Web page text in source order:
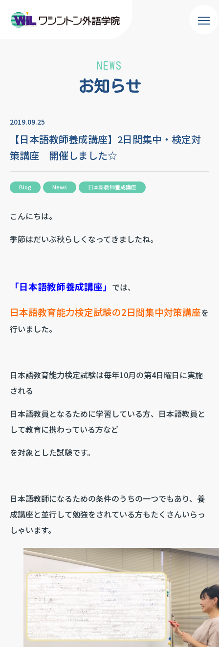
お知らせ
NEWS
2019.09.25
【日本語教師養成講座】2日間集中・検定対
策講座 開催しました☆
Blog News 日本語教師養成講座
こんにちは。
季節はだいぶ秋らしくなってきましたね。
「日本語教師養成講座」 では、
日本語教育能力検定試験の2日間集中対策講座を
行いました。
日本語教育能力検定試験は毎年10月の第4日曜日に実施
される
日本語教員となるために学習している方、日本語教員と
して教育に携わっている方など
を対象とした試験です。
日本語教師になるための条件のうちの一つでもあり、養
成講座と並行して勉強をされている方もたくさんいらっ
しゃいます。